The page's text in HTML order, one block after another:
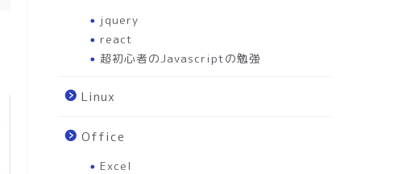
jquery
react
超初心者のJavascriptの勉強
Linux
Office
Excel